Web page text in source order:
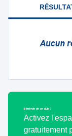
Aucun
Bénévole de ce club ?
Activez
gratuitement